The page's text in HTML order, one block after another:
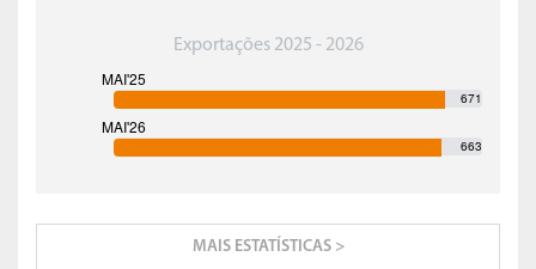
Exportações 2025 - 2026
671
663
MAIS ESTATÍSTICAS >